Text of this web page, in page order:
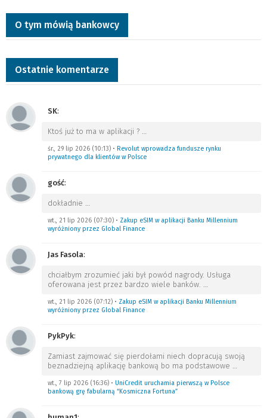
O tym mówią bankowcy
Ostatnie komentarze
SK:
Ktoś już to ma w aplikacji ? …
śr., 29 lip 2026 (10:13) • Revolut wprowadza fundusze rynku
prywatnego dla klientów w Polsce
gość:
dokładnie …
wt., 21 lip 2026 (07:30) • Zakup eSIM w aplikacji Banku Millennium
wyróżniony przez Global Finance
Jas Fasola:
chciałbym zrozumieć jaki był powód nagrody. Usługa
oferowana jest przez bardzo wiele banków. …
wt., 21 lip 2026 (07:12) • Zakup eSIM w aplikacji Banku Millennium
wyróżniony przez Global Finance
PykPyk:
Zamiast zajmować się pierdołami niech dopracują swoją
beznadziejną aplikację bankową bo ma podstawowe …
wt., 7 lip 2026 (16:36) • UniCredit uruchamia pierwszą w Polsce
bankową grę fabularną “Kosmiczna Fortuna”